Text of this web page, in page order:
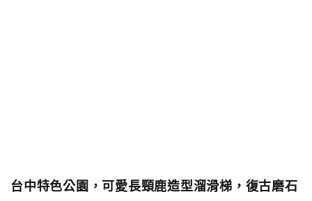
台中特色公園，可愛長頸鹿造型溜滑梯，復古磨石